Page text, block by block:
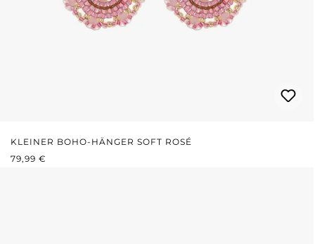
KLEINER BOHO-HÄNGER SOFT ROSÉ
REGULÄRER PREIS:
79,99 €